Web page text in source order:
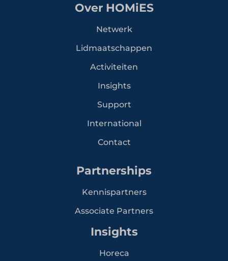
Over HOMiES
Netwerk
Lidmaatschappen
Activiteiten
Insights
Support
International
Contact
Partnerships
Kennispartners
Associate Partners
Insights
Horeca